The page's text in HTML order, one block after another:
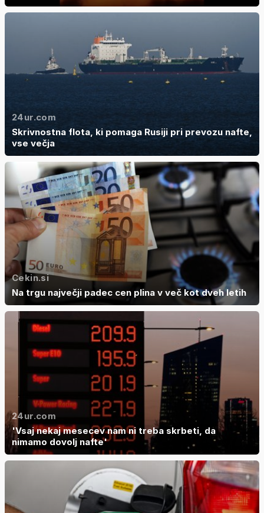
24ur.com
Skrivnostna flota, ki pomaga Rusiji pri prevozu nafte,
vse večja
Cekin.si
Na trgu največji padec cen plina v več kot dveh letih
24ur.com
'Vsaj nekaj mesecev nam ni treba skrbeti, da
nimamo dovolj nafte'